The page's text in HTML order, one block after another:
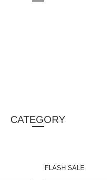
CATEGORY
FLASH SALE